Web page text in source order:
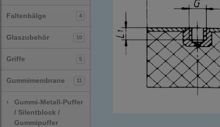
Faltenbälge 4
Glaszubehör 10
Griffe 5
Gummimembrane 11
›
Gummi-Metall-Puffer
/ Silentblock /
Gummipuffer